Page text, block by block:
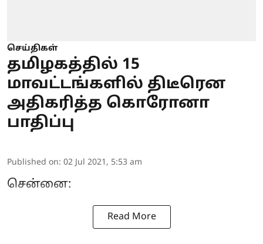
செய்திகள்
தமிழகத்தில் 15
மாவட்டங்களில் திடீரென
அதிகரித்த கொரோனா
பாதிப்பு
Published on: 02 Jul 2021, 5:53 am
சென்னை:
Read More